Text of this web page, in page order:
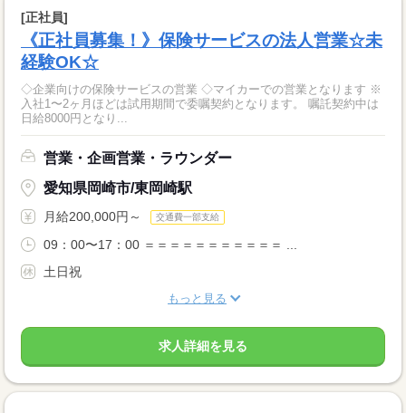
[正社員]
《正社員募集！》保険サービスの法人営業☆未
経験OK☆
◇企業向けの保険サービスの営業 ◇マイカーでの営業となります ※
入社1〜2ヶ月ほどは試用期間で委嘱契約となります。 嘱託契約中は
日給8000円となり...
営業・企画営業・ラウンダー
愛知県岡崎市/東岡崎駅
月給200,000円～ 交通費一部支給
09：00〜17：00 ＝＝＝＝＝＝＝＝＝＝＝ ...
土日祝
もっと見る
求人詳細を見る